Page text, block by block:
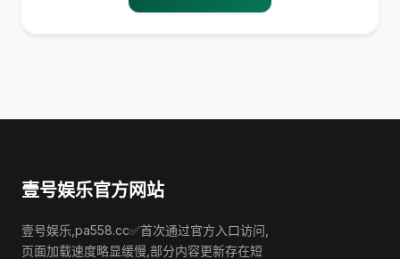
壹号娱乐官方网站
壹号娱乐,pa558.cc✅首次通过官方入口访问,
页面加载速度略显缓慢,部分内容更新存在短